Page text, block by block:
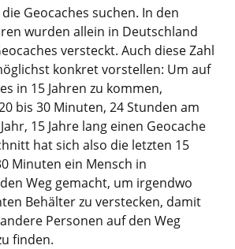
Geocaches suchen. In den
wurden allein in Deutschland
versteckt. Auch diese Zahl
konkret vorstellen: Um auf
in 15 Jahren zu kommen,
bis 30 Minuten, 24 Stunden am
15 Jahre lang einen Geocache
hat sich also die letzten 15
Minuten ein Mensch in
Weg gemacht, um irgendwo
Behälter zu verstecken, damit
Personen auf den Weg
finden.